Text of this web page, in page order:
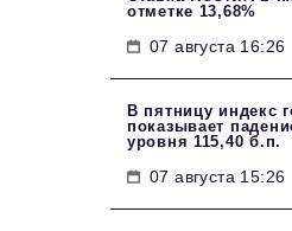
отметке 13,68%
07 августа 16:26
В пятницу индекс
показывает
уровня 115,40 б.п.
07 августа 15:26